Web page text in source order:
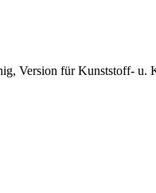
Version für Kunststoff-